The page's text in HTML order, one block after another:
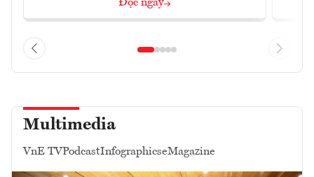
Đọc ngay
Multimedia
VnE TVPodcastInfographicseMagazine